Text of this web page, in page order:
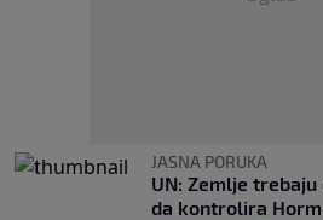
JASNA PORUKA
UN: Zemlje
da kontrolira